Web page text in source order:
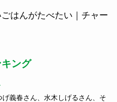
はんがたべたい｜チャー
ング
げ義春さん、水木しげるさん、そ